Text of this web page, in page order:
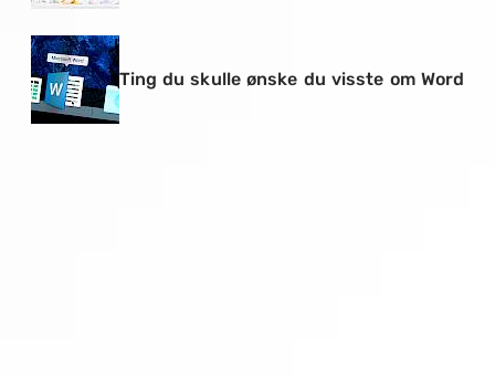
Ting du skulle ønske du visste om Word